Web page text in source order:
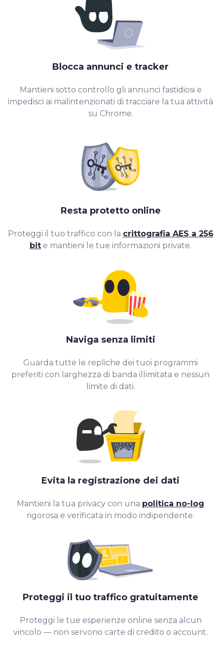
Blocca annunci e tracker
Mantieni sotto controllo gli annunci fastidiosi e
impedisci ai malintenzionati di tracciare la tua attività
su Chrome.
Resta protetto online
Proteggi il tuo traffico con la crittografia AES a 256
bit e mantieni le tue informazioni private.
Naviga senza limiti
Guarda tutte le repliche dei tuoi programmi
preferiti con larghezza di banda illimitata e nessun
limite di dati.
Evita la registrazione dei dati
Mantieni la tua privacy con una politica no-log
rigorosa e verificata in modo indipendente.
Proteggi il tuo traffico gratuitamente
Proteggi le tue esperienze online senza alcun
vincolo — non servono carte di credito o account.
0
1
2
4